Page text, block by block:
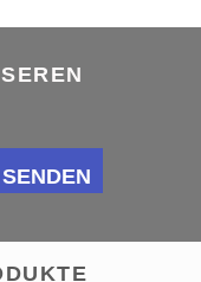
SENDEN